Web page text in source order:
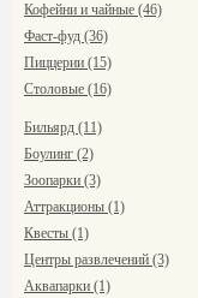
Кофейни и чайные (46)
Фаст-фуд (36)
Пиццерии (15)
Столовые (16)
Бильярд (11)
Боулинг (2)
Зоопарки (3)
Аттракционы (1)
Квесты (1)
Центры развлечений (3)
Аквапарки (1)